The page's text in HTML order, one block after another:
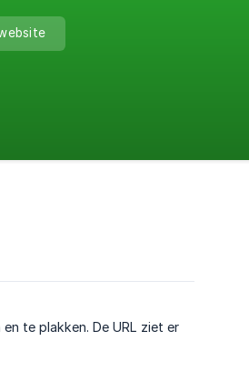
te plakken. De URL ziet er